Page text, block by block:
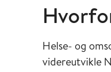
Helse- og
videreutvikle